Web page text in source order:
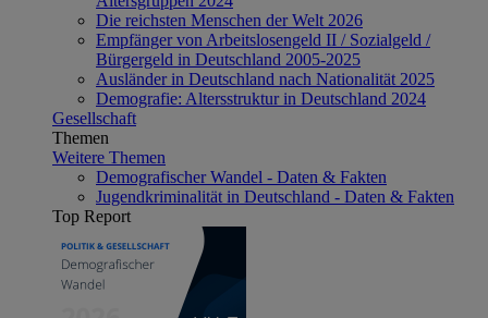
Die reichsten Menschen der Welt 2026
Empfänger von Arbeitslosengeld II / Sozialgeld /
Bürgergeld in Deutschland 2005-2025
Ausländer in Deutschland nach Nationalität 2025
Demografie: Altersstruktur in Deutschland 2024
Gesellschaft
Themen
Weitere Themen
Demografischer Wandel - Daten & Fakten
Jugendkriminalität in Deutschland - Daten & Fakten
Top Report